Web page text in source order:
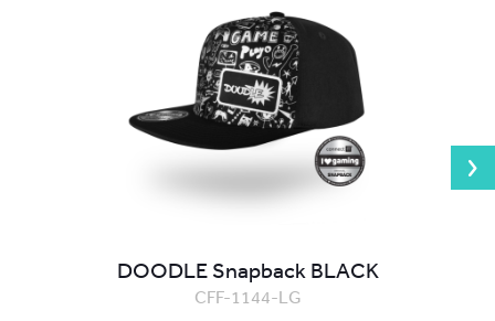
DOODLE Snapback BLACK
CFF-1144-LG